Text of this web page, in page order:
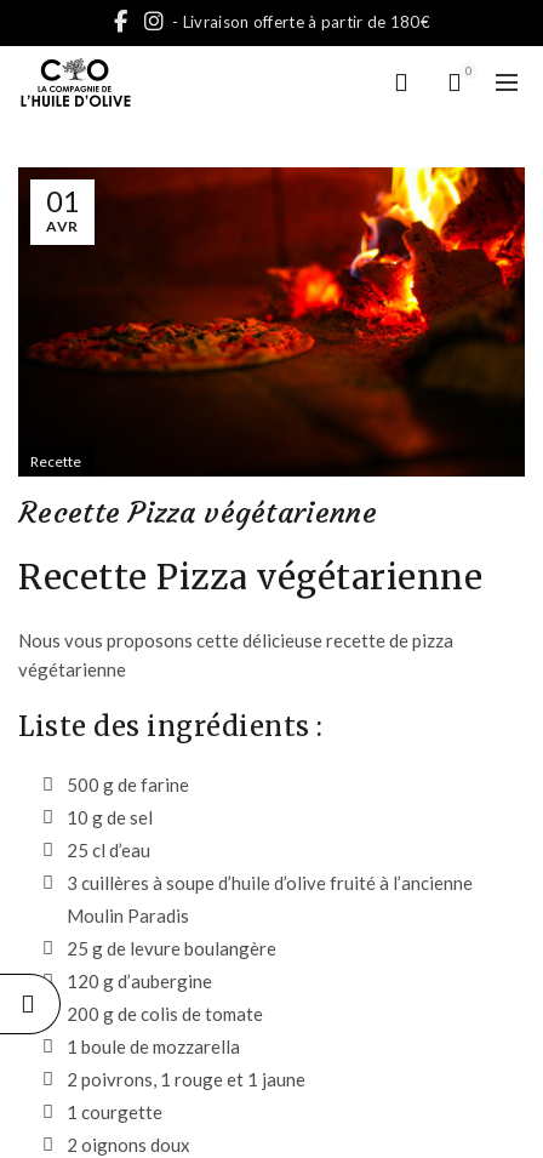
- Livraison offerte à partir de 180€
0
01
AVR
Recette
Recette Pizza végétarienne
Recette Pizza végétarienne
Nous vous proposons cette délicieuse recette de pizza
végétarienne
Liste des ingrédients :
500 g de farine
10 g de sel
25 cl d’eau
3 cuillères à soupe d’huile d’olive fruité à l’ancienne
Moulin Paradis
25 g de levure boulangère
120 g d’aubergine
200 g de colis de tomate
1 boule de mozzarella
2 poivrons, 1 rouge et 1 jaune
1 courgette
2 oignons doux